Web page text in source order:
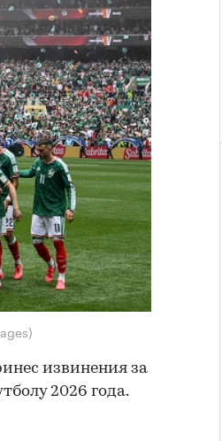
извинения за
2026 года.